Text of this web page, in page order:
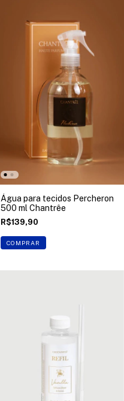
Água para tecidos Percheron
500 ml Chantrêe
R$139,90
COMPRAR